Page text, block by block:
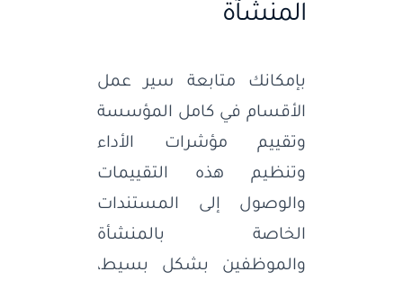
المنشآة
بإمكانك متابعة سير عمل
الأقسام في كامل المؤسسة
وتقييم مؤشرات الأداء
وتنظيم هذه التقييمات
والوصول إلى المستندات
الخاصة بالمنشأة
والموظفين بشكل بسيط،